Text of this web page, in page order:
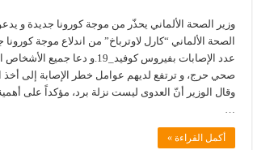
وزير الصحة الألماني يحذّر من موجة كورونا جديدة و
الصحة الألماني “كارل لاوترباخ” من اندلاع موجة
عدد الإصابات بفيروس كوفيد_19.و دعا
صحي حرج، و ترتفع لديهم عوامل خطر الإصابة إلى أخذ
وقال الوزير أنّ العدوى ليست نزلة برد، مؤكداً على
…
أكمل القراءة »